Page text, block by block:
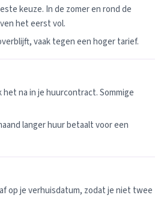
keuze. In de zomer en rond de
het eerst vol.
vaak tegen een hoger tarief.
na in je huurcontract. Sommige
langer huur betaalt voor een
op je verhuisdatum, zodat je niet twee